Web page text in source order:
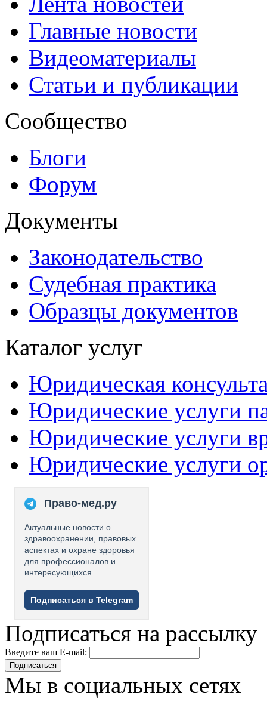
Главные новости
Видеоматериалы
Статьи и публикации
Сообщество
Блоги
Форум
Документы
Законодательство
Судебная практика
Образцы документов
Каталог услуг
Юридическая
Юридические услуги
Юридические услуги
Юридические услуги
Право-мед.ру
Актуальные новости о
здравоохранении, правовых
аспектах и охране здоровья
для профессионалов и
интересующихся
Подписаться в Telegram
Подписаться на рассылку
Введите ваш E-mail:
Подписаться
Мы в социальных сетях